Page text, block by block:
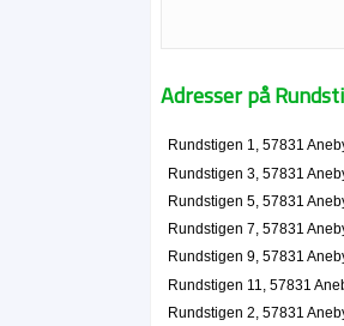
Adresser på
Rundstigen 1, 57831
Rundstigen 3, 57831
Rundstigen 5, 57831
Rundstigen 7, 57831
Rundstigen 9, 57831
Rundstigen 11, 57831
Rundstigen 2, 57831